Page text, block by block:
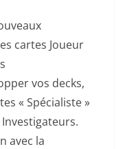
cartes Joueur
vos decks,
« Spécialiste »
avec la